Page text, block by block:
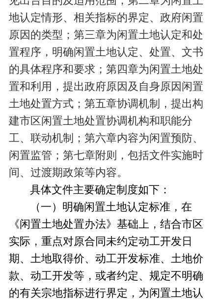
地认定情形、相关指标的界定、政府闲置
原因的类型；第三章为闲置土地认定和处
置程序，明确闲置土地认定、处置、文书
的具体程序和要求；第四章为闲置土地处
置和利用，提出政府原因及自身原因闲置
土地处置方式；第五章协调机制，提出构
建市区闲置土地处置协调机构和职能分
工、联动机制；第六章内容为闲置预防、
闲置监管；第七章附则，包括文件实施时
间、过渡期政策等内容。
具体文件主要确定制度如下：
（一）明确闲置土地认定标准，在
《闲置土地处置办法》基础上，结合市区
实际，重点对原合同未约定动工开发日
期、土地取得价、动工开发标准、土地价
款、动工开发等，或者约定、规定不明确
的有关宗地指标进行界定，为闲置土地认